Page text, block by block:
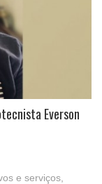
Everson
e serviços,